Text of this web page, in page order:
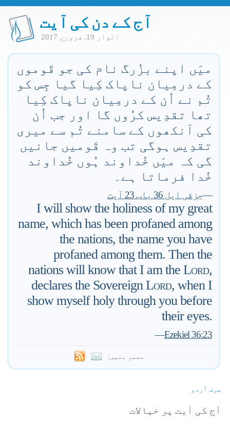
آج کے دن کی آیت
اتوار 19. فروري 2017
میَں اپنے بزُرگ نام کی جو قَوموں
کے درمِیان ناپاک کِیا گیا جِس کو
تُم نے اُن کے درمِیان ناپاک کِیا
تھا تقدِیس کرُوں گا اور جب اُن
کی آنکھوں کے سامنے تُم سے میری
تقدِیس ہوگی تب وہ قَومیں جانیں
گی کہ میَں خُداوند ہُوں خُداوند
خُدا فرماتا ہے۔
—حِزقی ایل 36 باب 23 آیت
I will show the holiness of my great
name, which has been profaned among
the nations, the name you have
profaned among them. Then the
nations will know that I am the Lord,
declares the SovereignLord, when I
show myself holy through you before
their eyes.
—Ezekiel 36:23
ممبر بنیں:
صرف اُردو
آج کی آیت پر خیالات